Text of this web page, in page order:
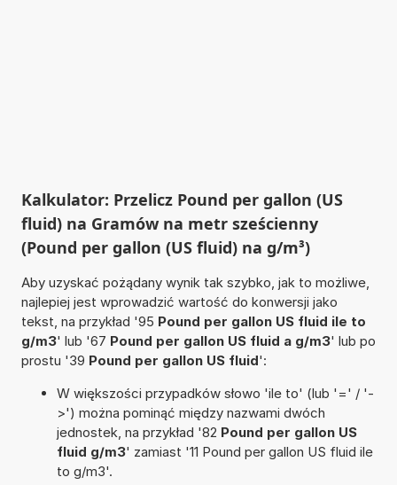
Kalkulator: Przelicz Pound per gallon (US
fluid) na Gramów na metr sześcienny
(Pound per gallon (US fluid) na g/m³)
Aby uzyskać pożądany wynik tak szybko, jak to możliwe,
najlepiej jest wprowadzić wartość do konwersji jako
tekst, na przykład '95 Pound per gallon US fluid ile to
g/m3' lub '67 Pound per gallon US fluid a g/m3' lub po
prostu '39 Pound per gallon US fluid':
W większości przypadków słowo 'ile to' (lub '=' / '-
>') można pominąć między nazwami dwóch
jednostek, na przykład '82 Pound per gallon US
fluid g/m3' zamiast '11 Pound per gallon US fluid ile
to g/m3'.